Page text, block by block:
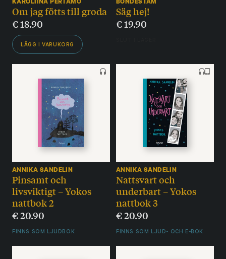
Om jag fötts till groda
€18.90
LÄGG I VARUKORG
Säg hej!
€19.90
ANNIKA SANDELIN
Pinsamt och
livsviktigt – Yokos
nattbok 2
€20.90
FINNS SOM LJUDBOK
ANNIKA SANDELIN
Nattsvart och
underbart – Yokos
nattbok 3
€20.90
FINNS SOM LJUD- OCH E-BOK